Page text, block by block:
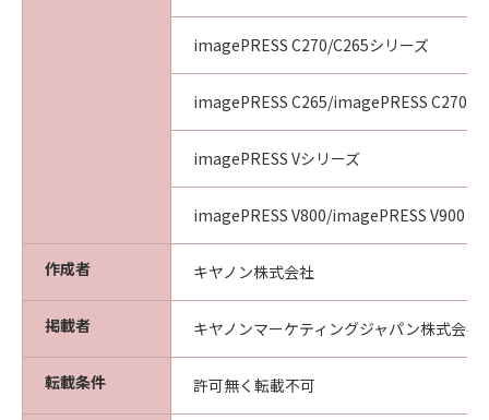
imagePRESS C270/C265シリーズ
imagePRESS C265/imagePRESS C270
imagePRESS Vシリーズ
imagePRESS V800/imagePRESS V900
作成者 キヤノン株式会社
掲載者 キヤノンマーケティングジャパン株式会社
転載条件 許可無く転載不可